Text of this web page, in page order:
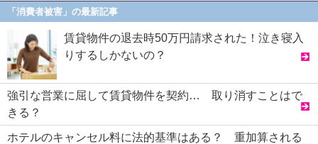
「消費者被害」の最新記事
賃貸物件の退去時50万円請求された！泣き寝入
りするしかないの？
強引な営業に屈して賃貸物件を契約… 取り消すことはで
きる？
ホテルのキャンセル料に法的基準はある？ 重加算される